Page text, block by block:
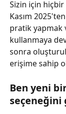
Sizin için hiçbir
Kasım
pratik yapmak
kullanmaya
sonra
erişime sahip
Ben yeni
seçeneğini